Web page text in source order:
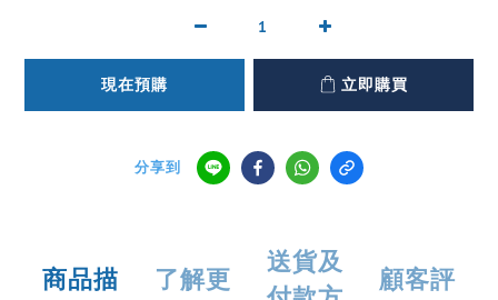
現在預購 立即購買
分享到
商品描
了解更
送貨及
顧客評